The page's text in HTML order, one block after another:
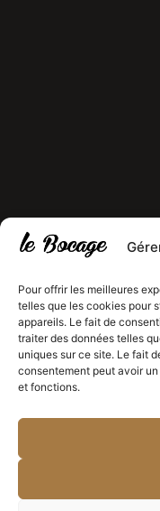
Pour offrir les meilleures
telles que les cookies pour
appareils. Le fait de
traiter des données telles
uniques sur ce site. Le fait
consentement peut avoir
et fonctions.
Juridisch document 1
© 2026
Website